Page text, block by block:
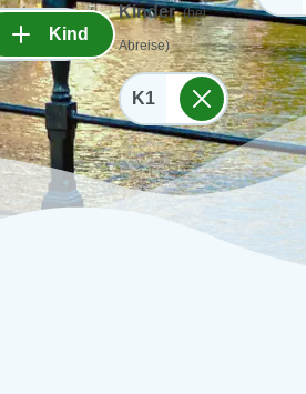
Kind
Kinder (bei
Abreise)
K1